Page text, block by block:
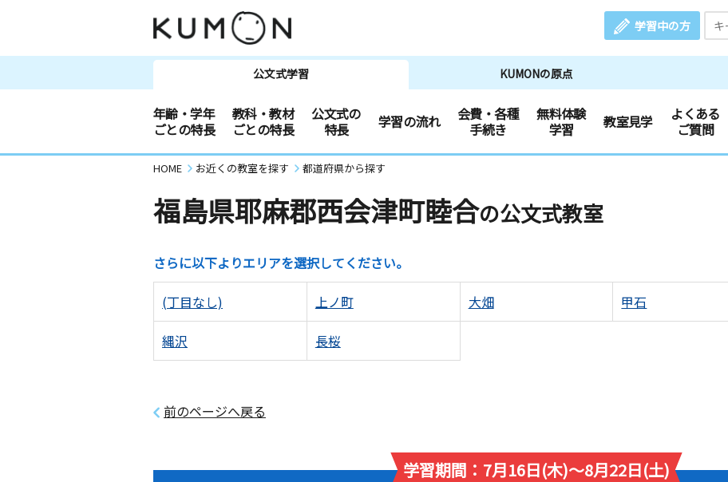
学習中の方
公文式学習 KUMONの原点
年齢・学年
ごとの特長
教科・教材
ごとの特長
公文式の
特長
学習の流れ
会費・各種
手続き
無料体験
学習
教室見学
よくある
ご質問
HOME お近くの教室を探す 都道府県から探す
福島県耶麻郡西会津町睦合の公文式教室
さらに以下よりエリアを選択してください。
(丁目なし) 上ノ町 大畑 甲石
縄沢 長桜
前のページへ戻る
学習期間：7月16日(木)～8月22日(土)